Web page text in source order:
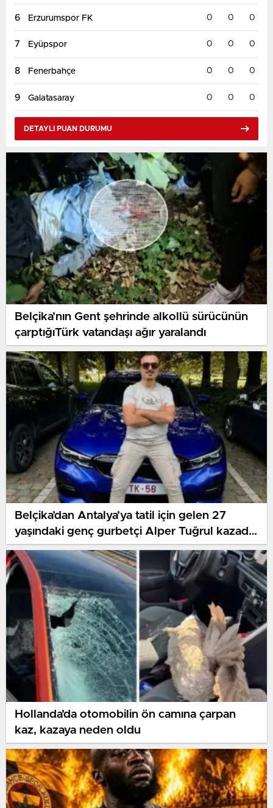
6 Erzurumspor FK 0 0 0
7 Eyüpspor 0 0 0
8 Fenerbahçe 0 0 0
9 Galatasaray 0 0 0
DETAYLI PUAN DURUMU
Belçika’nın Gent şehrinde alkollü sürücünün
çarptığıTürk vatandaşı ağır yaralandı
Belçika’dan Antalya’ya tatil için gelen 27
yaşındaki genç gurbetçi Alper Tuğrul kazada
hayatını kaybetti
Hollanda’da otomobilin ön camına çarpan
kaz, kazaya neden oldu